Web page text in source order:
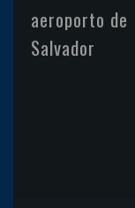
aeroporto de
Salvador